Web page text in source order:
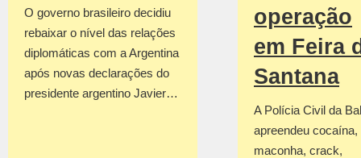
O governo brasileiro decidiu
rebaixar o nível das relações
diplomáticas com a Argentina
após novas declarações do
presidente argentino Javier…
operação
em Feira
Santana
A Polícia Civil da
apreendeu cocaína,
maconha, crack,